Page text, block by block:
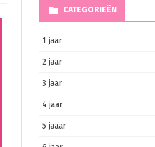
CATEGORIEËN
1 jaar
2 jaar
3 jaar
4 jaar
5 jaaar